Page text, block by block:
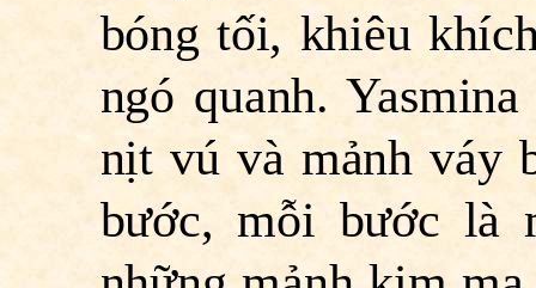
bóng tối, khiêu
ngó quanh.
nịt vú và mảnh váy
bước, mỗi bước là